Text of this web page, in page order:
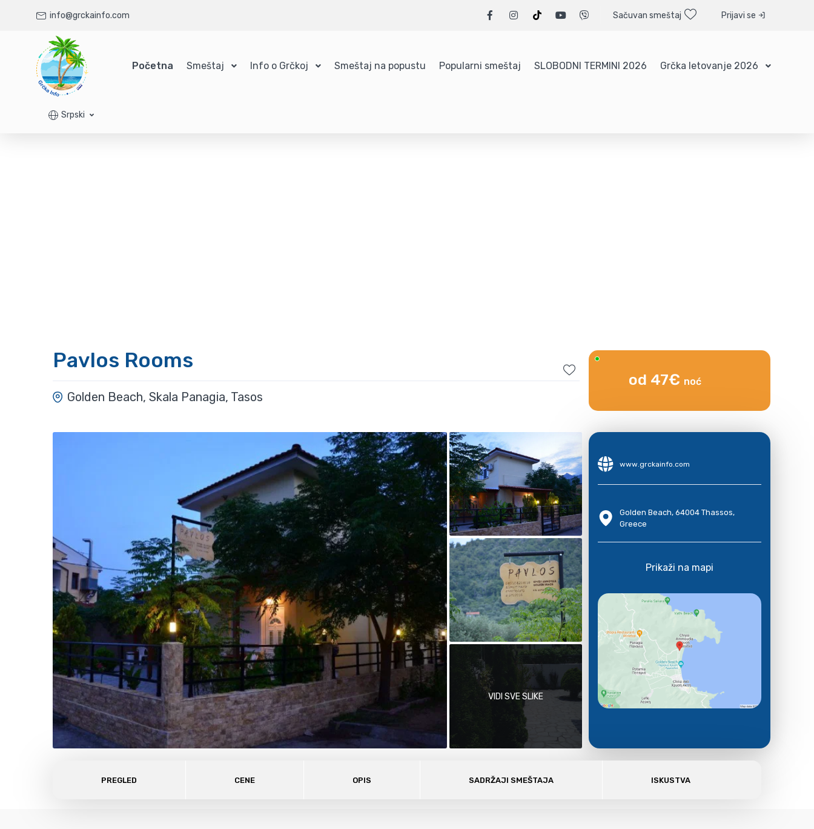
info@grckainfo.com Sačuvan smeštaj Prijavi se
Početna Smeštaj Info o Grčkoj Smeštaj na popustu Popularni smeštaj SLOBODNI TERMINI 2026 Grčka letovanje 2026
Srpski
Pavlos Rooms
Golden Beach, Skala Panagia, Tasos
od 47€ noć
VIDI SVE SLIKE
www.grckainfo.com
Golden Beach, 64004 Thassos,
Greece
Prikaži na mapi
PREGLED CENE OPIS SADRŽAJI SMEŠTAJA ISKUSTVA